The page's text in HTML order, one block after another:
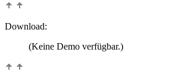
Download:
(Keine Demo verfügbar.)